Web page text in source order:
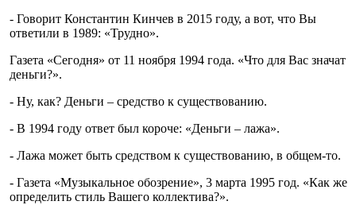
- Говорит Константин Кинчев в 2015 году, а вот, что Вы
ответили в 1989: «Трудно».
Газета «Сегодня» от 11 ноября 1994 года. «Что для Вас значат
деньги?».
- Ну, как? Деньги – средство к существованию.
- В 1994 году ответ был короче: «Деньги – лажа».
- Лажа может быть средством к существованию, в общем-то.
- Газета «Музыкальное обозрение», 3 марта 1995 год. «Как же
определить стиль Вашего коллектива?».